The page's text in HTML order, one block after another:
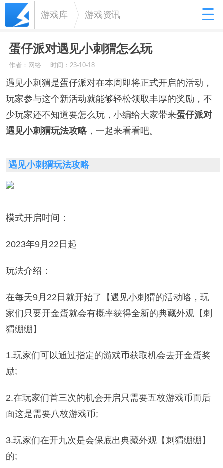
游戏库 游戏资讯
蛋仔派对遇见小刺猬怎么玩
作者：网络 时间：23-10-18
遇见小刺猬是蛋仔派对在本周即将正式开启的活动，
玩家参与这个新活动就能够轻松领取丰厚的奖励，不
少玩家还不知道要怎么玩，小编给大家带来蛋仔派对
遇见小刺猬玩法攻略，一起来看看吧。
遇见小刺猬玩法攻略
模式开启时间：
2023年9月22日起
玩法介绍：
在每天9月22日就开始了【遇见小刺猬的活动咯，玩
家们只要开金蛋就会有概率获得全新的典藏外观【刺
猬绷绷】
1.玩家们可以通过指定的游戏币获取机会去开金蛋奖
励;
2.在玩家们首三次的机会开启只需要五枚游戏币而后
面这是需要八枚游戏币;
3.玩家们在开九次是会保底出典藏外观【刺猬绷绷】
的;